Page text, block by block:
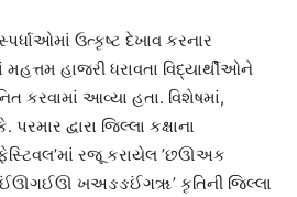
ઉત્કૃષ્ટ દેખાવ કરનાર
હાજરી ધરાવતા વિદ્યાર્થીઓને
કરવામાં આવ્યા હતા. વિશેષમાં,
દ્વારા જિલ્લા કક્ષાના
રજૂ કરાયેલ ’છઊઅક
ખઅઙઙઈંગૠ’ કૃતિની જિલ્લા